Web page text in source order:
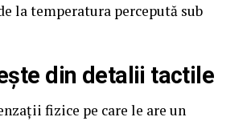
la temperatura percepută sub
din detalii tactile
fizice pe care le are un